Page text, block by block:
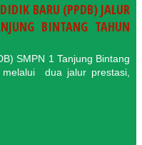
BARU (PPDB) JALUR
BINTANG TAHUN
SMPN 1 Tanjung Bintang
dua jalur prestasi,